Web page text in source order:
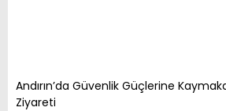
Andırın’da Güvenlik Güçlerine
Ziyareti